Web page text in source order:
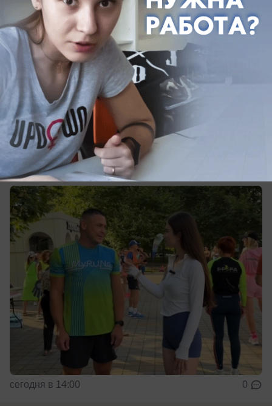
сегодня в 14:25
Спорт
Что заставляет новороссийцев вставать
в субботу в 6 утра и идти на пробежку?
В Новороссийске прошёл уже 50-й забег проекта
«5 вёрст»
сегодня в 14:00 0